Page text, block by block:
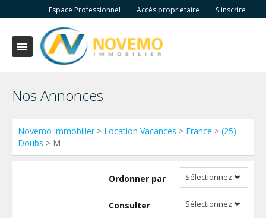
Espace Professionnel Accès propriètaire S'inscrire
Nos Annonces
Novemo immobilier> Location Vacances > France > (25)
Doubs > M
Ordonner par Sélectionnez
Consulter Sélectionnez